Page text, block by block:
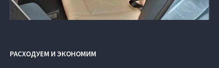
РАСХОДУЕМ И ЭКОНОМИМ